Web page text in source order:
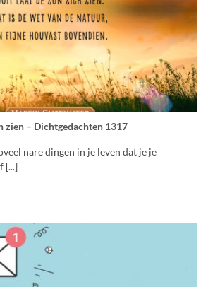
zien – Dichtgedachten 1317
nare dingen in je leven dat je je
[...]